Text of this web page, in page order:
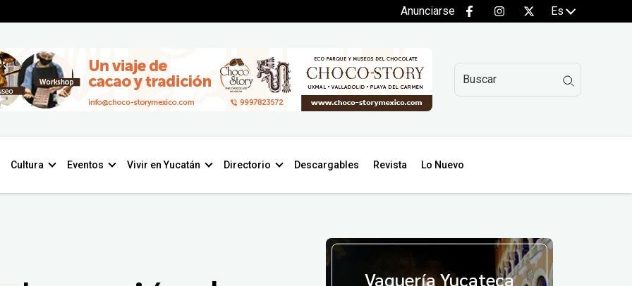
Anunciarse Es
Cultura Eventos Vivir en Yucatán Directorio Descargables Revista Lo Nuevo
Vaquería Yucateca